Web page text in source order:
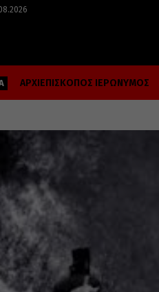
ΑΡΧΙΕΠΙΣΚΟΠΟΣ ΙΕΡΩΝΥΜΟΣ